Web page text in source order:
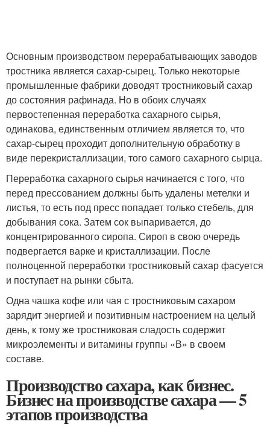
Основным производством перерабатывающих заводов
тростника является сахар-сырец. Только некоторые
промышленные фабрики доводят тростниковый сахар
до состояния рафинада. Но в обоих случаях
первостепенная переработка сахарного сырья,
одинакова, единственным отличием является то, что
сахар-сырец проходит дополнительную обработку в
виде перекристаллизации, того самого сахарного сырца.
Переработка сахарного сырья начинается с того, что
перед прессованием должны быть удалены метелки и
листья, то есть под пресс попадает только стебель, для
добывания сока. Затем сок выпаривается, до
концентрированного сиропа. Сироп в свою очередь
подвергается варке и кристаллизации. После
полноценной переработки тростниковый сахар фасуется
и поступает на рынки сбыта.
Одна чашка кофе или чая с тростниковым сахаром
зарядит энергией и позитивным настроением на целый
день, к тому же тростниковая сладость содержит
микроэлементы и витамины группы «В» в своем
составе.
Производство сахара, как бизнес.
Бизнес на производстве сахара — 5
этапов производства